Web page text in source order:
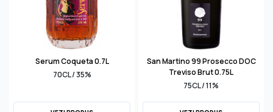
Serum Coqueta 0.7L
70CL / 35%
San Martino 99 Prosecco DOC
Treviso Brut 0.75L
75CL / 11%